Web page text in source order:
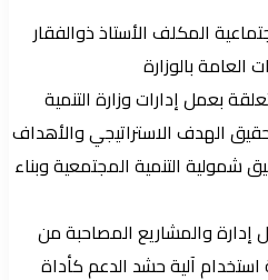
المكلف الأستاذ ذوالفقار
بالوزارة
بعمل إدارات وزارة التنمية
الهدف الاستراتيجي والأهداف
شمولية التنمية المجتمعية وبناء
إدارة والمشاريع المصاحبة من
استخدام آلية حشد الدعم كأداة